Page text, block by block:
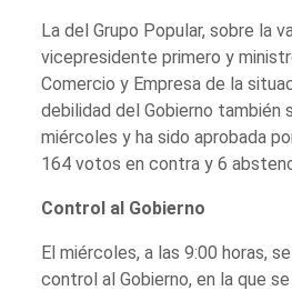
La del Grupo Popular, sobre la
vicepresidente primero y
Comercio y Empresa de la
debilidad del Gobierno también
miércoles y ha sido aprobada
164 votos en contra y 6
Control al Gobierno
El miércoles, a las 9:00 horas,
control al Gobierno, en la que